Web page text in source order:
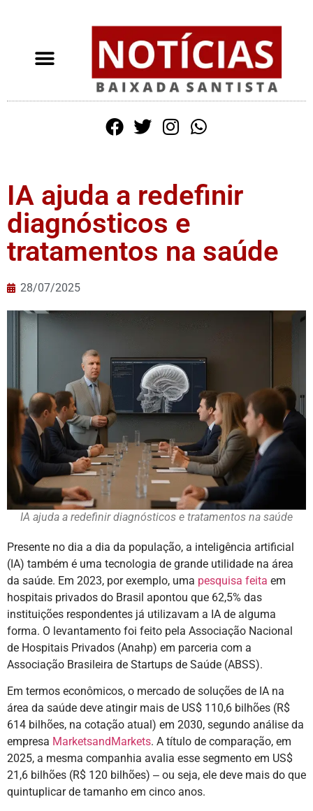
IA ajuda a redefinir
diagnósticos e
tratamentos na saúde
28/07/2025
IA ajuda a redefinir diagnósticos e tratamentos na saúde
Presente no dia a dia da população, a inteligência artificial
(IA) também é uma tecnologia de grande utilidade na área
da saúde. Em 2023, por exemplo, uma pesquisa feita em
hospitais privados do Brasil apontou que 62,5% das
instituições respondentes já utilizavam a IA de alguma
forma. O levantamento foi feito pela Associação Nacional
de Hospitais Privados (Anahp) em parceria com a
Associação Brasileira de Startups de Saúde (ABSS).
Em termos econômicos, o mercado de soluções de IA na
área da saúde deve atingir mais de US$ 110,6 bilhões (R$
614 bilhões, na cotação atual) em 2030, segundo análise da
empresa MarketsandMarkets. A título de comparação, em
2025, a mesma companhia avalia esse segmento em US$
21,6 bilhões (R$ 120 bilhões) ‒ ou seja, ele deve mais do que
quintuplicar de tamanho em cinco anos.